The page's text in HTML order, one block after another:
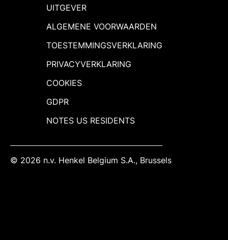
UITGEVER
ALGEMENE VOORWAARDEN
TOESTEMMINGSVERKLARING
PRIVACYVERKLARING
COOKIES
GDPR
NOTES US RESIDENTS
© 2026 n.v. Henkel Belgium S.A., Brussels